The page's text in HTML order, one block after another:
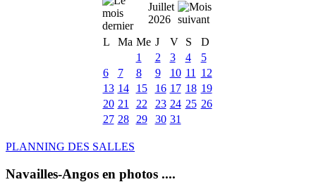
Juillet
2026
L
Ma Me J V S
D
1
2 3 4
5
6
7 8 9 10 11
12
13 14 15 16 17 18 19
20 21 22 23 24 25 26
27 28 29 30 31
PLANNING DES SALLES
Navailles-Angos en photos ....